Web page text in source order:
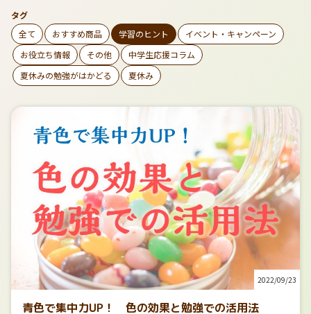
タグ
全て
おすすめ商品 学習のヒント
イベント・キャンペーン
お役立ち情報
その他
中学生応援コラム
夏休みの勉強がはかどる
夏休み
2022/09/23
青色で集中力UP！ 色の効果と勉強での活用法